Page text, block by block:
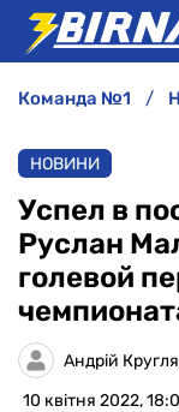
АНАЛІТИКА
ІНТЕРВ'Ю
РІЗНЕ
БУКМЕКЕРИ
команда №1
НОВИНИ
Успел в
Руслан
голевой
Андрій
10 квітня 2022,